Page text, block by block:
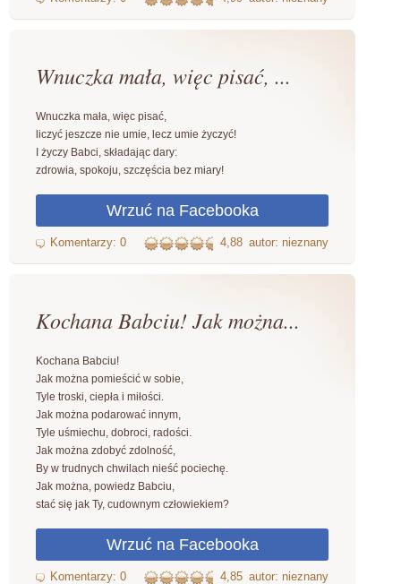
Wnuczka mała, więc pisać, ...
Wnuczka mała, więc pisać,
liczyć jeszcze nie umie, lecz umie życzyć!
I życzy Babci, składając dary:
zdrowia, spokoju, szczęścia bez miary!
4,88 autor: nieznany
Kochana Babciu! Jak można...
Kochana Babciu!
Jak można pomieścić w sobie,
Tyle troski, ciepła i miłości.
Jak można podarować innym,
Tyle uśmiechu, dobroci, radości.
Jak można zdobyć zdolność,
By w trudnych chwilach nieść pociechę.
Jak można, powiedz Babciu,
stać się jak Ty, cudownym człowiekiem?
4,85 autor: nieznany